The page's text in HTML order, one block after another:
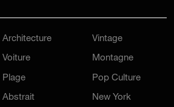
Voiture
Plage
Abstrait
Femme
Montagne
Pop Culture
New York
Cinema